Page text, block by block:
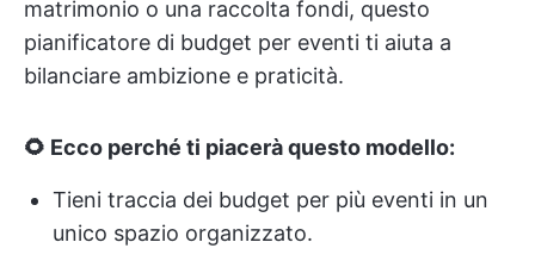
matrimonio o una raccolta fondi, questo
pianificatore di budget per eventi ti aiuta a
bilanciare ambizione e praticità.
🌻 Ecco perché ti piacerà questo modello:
Tieni traccia dei budget per più eventi in un
unico spazio organizzato.